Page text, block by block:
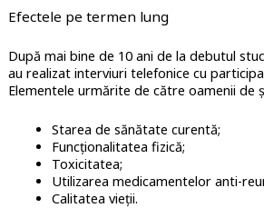
Efectele pe termen lung
După mai bine de 10 ani de la debutul
au realizat interviuri telefonice cu
Elementele urmărite de către oamenii de
Starea de sănătate curentă;
Funcționalitatea fizică;
Toxicitatea;
Utilizarea medicamentelor anti-
Calitatea vieții.